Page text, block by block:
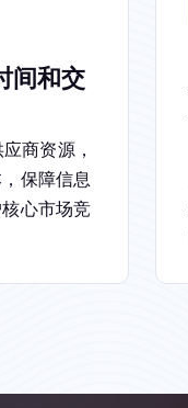
间和交
商资源，
保障信息
心市场竞